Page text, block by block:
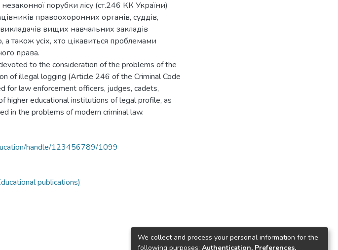
незаконної порубки лісу (ст.246 КК України)
правоохоронних органів, суддів,
викладачів вищих навчальних закладів
також усіх, хто цікавиться проблемами
права.
to the consideration of the problems of the
of illegal logging (Article 246 of the Criminal Code
for law enforcement officers, judges, cadets,
higher educational institutions of legal profile, as
in the problems of modern criminal law.
handle/123456789/1099
publications)
We collect and process your personal information for the
following purposes: Authentication, Preferences,